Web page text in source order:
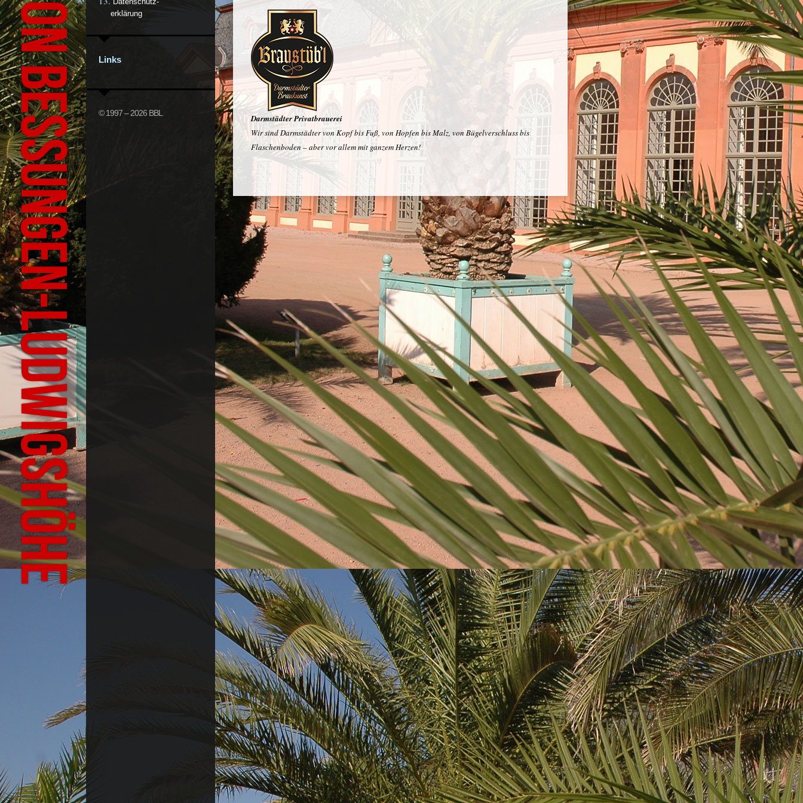
Bürgeraktion Bessungen-Ludwigshöhe
erklärung
Links
© 1997 – 2026 BBL
Darmstädter Privatbrauerei
Wir sind Darmstädter von Kopf bis Fuß, von Hopfen bis Malz, von Bügelverschluss bis
Flaschenboden – aber vor allem mit ganzem Herzen!